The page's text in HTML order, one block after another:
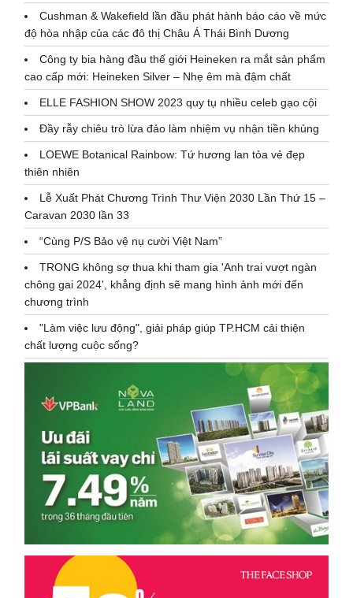
Cushman & Wakefield lần đầu phát hành báo cáo về mức
độ hòa nhập của các đô thị Châu Á Thái Bình Dương
Công ty bia hàng đầu thế giới Heineken ra mắt sản phẩm
cao cấp mới: Heineken Silver – Nhẹ êm mà đậm chất
ELLE FASHION SHOW 2023 quy tụ nhiều celeb gạo cội
Đầy rẫy chiêu trò lừa đảo làm nhiệm vụ nhận tiền khủng
LOEWE Botanical Rainbow: Tứ hương lan tỏa vẻ đẹp
thiên nhiên
Lễ Xuất Phát Chương Trình Thư Viện 2030 Lần Thứ 15 –
Caravan 2030 lần 33
“Cùng P/S Bảo vệ nụ cười Việt Nam”
TRONG không sợ thua khi tham gia 'Anh trai vượt ngàn
chông gai 2024', khẳng định sẽ mang hình ảnh mới đến
chương trình
"Làm việc lưu động", giải pháp giúp TP.HCM cải thiện
chất lượng cuộc sống?